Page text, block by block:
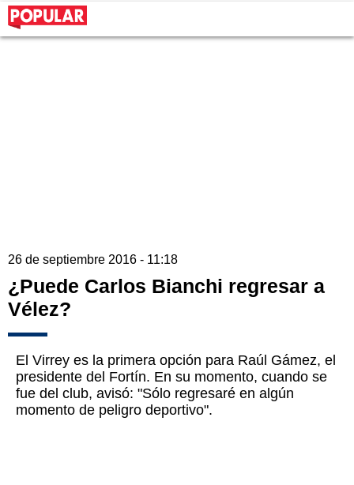
26 de septiembre 2016 - 11:18
¿Puede Carlos Bianchi regresar a
Vélez?
El Virrey es la primera opción para Raúl Gámez, el
presidente del Fortín. En su momento, cuando se
fue del club, avisó: "Sólo regresaré en algún
momento de peligro deportivo".